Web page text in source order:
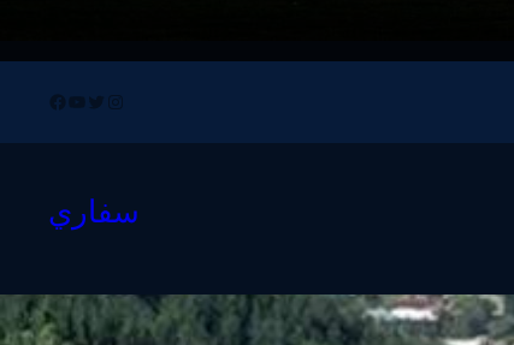
Facebook
YouTube
TwitterInstagram
سفاري